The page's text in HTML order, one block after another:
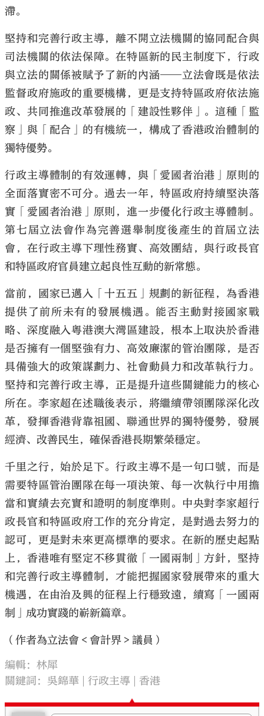
滯。
堅持和完善行政主導，離不開立法機關的協同配合與
司法機關的依法保障。在特區新的民主制度下，行政
與立法的關係被賦予了新的內涵——立法會既是依法
監督政府施政的重要機構，更是支持特區政府依法施
政、共同推進改革發展的「建設性夥伴」。這種「監
察」與「配合」的有機統一，構成了香港政治體制的
獨特優勢。
行政主導體制的有效運轉，與「愛國者治港」原則的
全面落實密不可分。過去一年，特區政府持續堅決落
實「愛國者治港」原則，進一步優化行政主導體制。
第七屆立法會作為完善選舉制度後產生的首屆立法
會，在行政主導下理性務實、高效團結，與行政長官
和特區政府官員建立起良性互動的新常態。
當前，國家已邁入「十五五」規劃的新征程，為香港
提供了前所未有的發展機遇。能否主動對接國家戰
略、深度融入粵港澳大灣區建設，根本上取決於香港
是否擁有一個堅強有力、高效廉潔的管治團隊，是否
具備強大的政策謀劃力、社會動員力和改革執行力。
堅持和完善行政主導，正是提升這些關鍵能力的核心
所在。李家超在述職後表示，將繼續帶領團隊深化改
革，發揮香港背靠祖國、聯通世界的獨特優勢，發展
經濟、改善民生，確保香港長期繁榮穩定。
千里之行，始於足下。行政主導不是一句口號，而是
需要特區管治團隊在每一項決策、每一次執行中用擔
當和實績去充實和證明的制度準則。中央對李家超行
政長官和特區政府工作的充分肯定，是對過去努力的
認可，更是對未來更高標準的要求。在新的歷史起點
上，香港唯有堅定不移貫徹「一國兩制」方針，堅持
和完善行政主導體制，才能把握國家發展帶來的重大
機遇，在由治及興的征程上行穩致遠，續寫「一國兩
制」成功實踐的嶄新篇章。
（作者為立法會＜會計界＞議員）
編輯：林犀
關鍵詞： 吳錦華 行政主導 香港